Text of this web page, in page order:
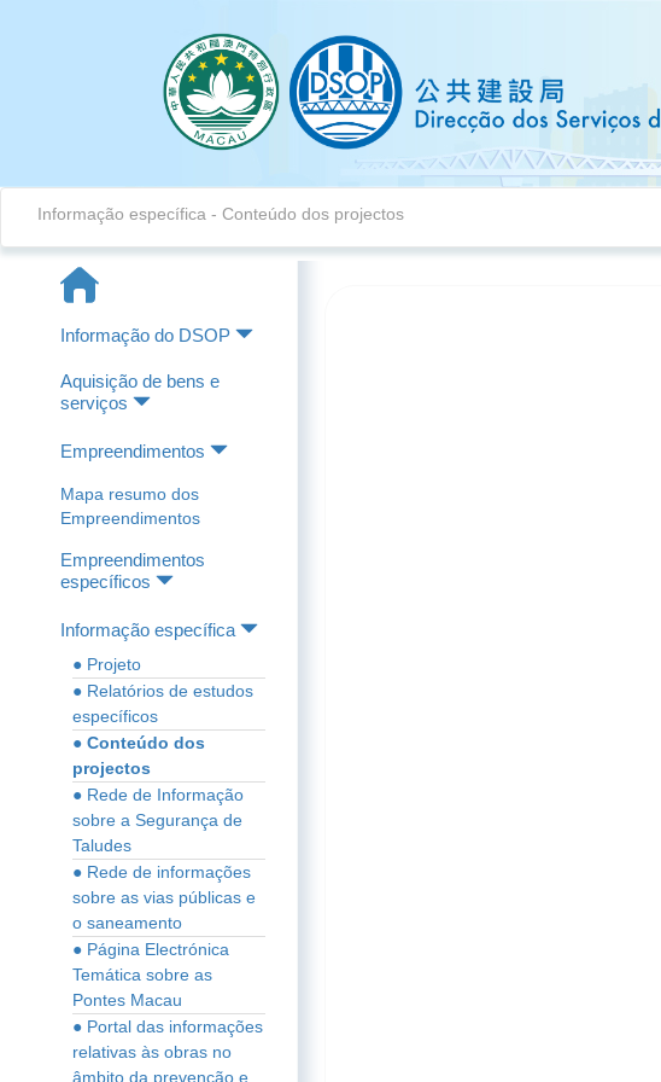
Informação específica - Conteúdo dos projectos
Informação do DSOP
Aquisição de bens e
serviços
Empreendimentos
Mapa resumo dos
Empreendimentos
Empreendimentos
específicos
Informação específica
● Projeto
● Relatórios de estudos
específicos
● Conteúdo dos
projectos
● Rede de Informação
sobre a Segurança de
Taludes
● Rede de informações
sobre as vias públicas e
o saneamento
● Página Electrónica
Temática sobre as
Pontes Macau
● Portal das informações
relativas às obras no
âmbito da prevenção e